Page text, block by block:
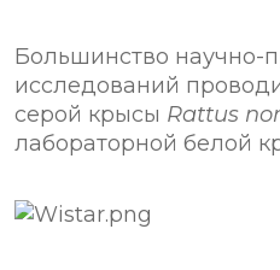
Большинство научно-
исследований
серой крысы Rattus
лабораторной белой